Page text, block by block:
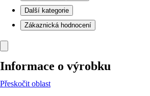
Další kategorie
Zákaznická hodnocení
Informace o výrobku
Přeskočit oblast